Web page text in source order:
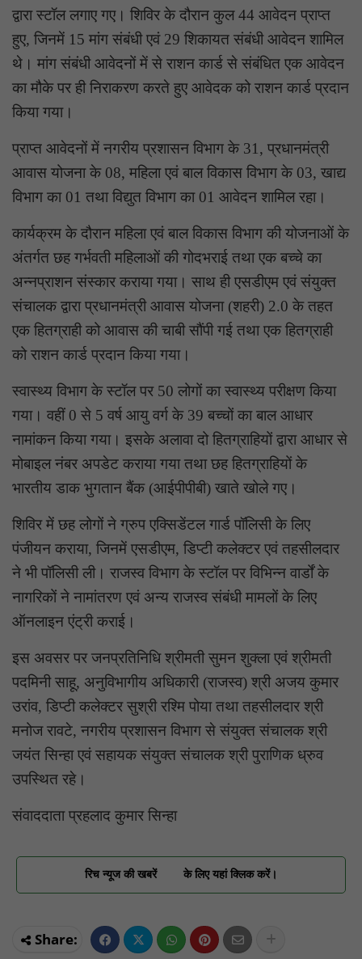
द्वारा स्टॉल लगाए गए। शिविर के दौरान कुल 44 आवेदन प्राप्त
हुए, जिनमें 15 मांग संबंधी एवं 29 शिकायत संबंधी आवेदन शामिल
थे। मांग संबंधी आवेदनों में से राशन कार्ड से संबंधित एक आवेदन
का मौके पर ही निराकरण करते हुए आवेदक को राशन कार्ड प्रदान
किया गया।
प्राप्त आवेदनों में नगरीय प्रशासन विभाग के 31, प्रधानमंत्री
आवास योजना के 08, महिला एवं बाल विकास विभाग के 03, खाद्य
विभाग का 01 तथा विद्युत विभाग का 01 आवेदन शामिल रहा।
कार्यक्रम के दौरान महिला एवं बाल विकास विभाग की योजनाओं के
अंतर्गत छह गर्भवती महिलाओं की गोदभराई तथा एक बच्चे का
अन्नप्राशन संस्कार कराया गया। साथ ही एसडीएम एवं संयुक्त
संचालक द्वारा प्रधानमंत्री आवास योजना (शहरी) 2.0 के तहत
एक हितग्राही को आवास की चाबी सौंपी गई तथा एक हितग्राही
को राशन कार्ड प्रदान किया गया।
स्वास्थ्य विभाग के स्टॉल पर 50 लोगों का स्वास्थ्य परीक्षण किया
गया। वहीं 0 से 5 वर्ष आयु वर्ग के 39 बच्चों का बाल आधार
नामांकन किया गया। इसके अलावा दो हितग्राहियों द्वारा आधार से
मोबाइल नंबर अपडेट कराया गया तथा छह हितग्राहियों के
भारतीय डाक भुगतान बैंक (आईपीपीबी) खाते खोले गए।
शिविर में छह लोगों ने ग्रुप एक्सिडेंटल गार्ड पॉलिसी के लिए
पंजीयन कराया, जिनमें एसडीएम, डिप्टी कलेक्टर एवं तहसीलदार
ने भी पॉलिसी ली। राजस्व विभाग के स्टॉल पर विभिन्न वार्डों के
नागरिकों ने नामांतरण एवं अन्य राजस्व संबंधी मामलों के लिए
ऑनलाइन एंट्री कराई।
इस अवसर पर जनप्रतिनिधि श्रीमती सुमन शुक्ला एवं श्रीमती
पदमिनी साहू, अनुविभागीय अधिकारी (राजस्व) श्री अजय कुमार
उरांव, डिप्टी कलेक्टर सुश्री रश्मि पोया तथा तहसीलदार श्री
मनोज रावटे, नगरीय प्रशासन विभाग से संयुक्त संचालक श्री
जयंत सिन्हा एवं सहायक संयुक्त संचालक श्री पुराणिक ध्रुव
उपस्थित रहे।
संवाददाता प्रहलाद कुमार सिन्हा
रिच न्यूज की खबरें के लिए यहां क्लिक करें।